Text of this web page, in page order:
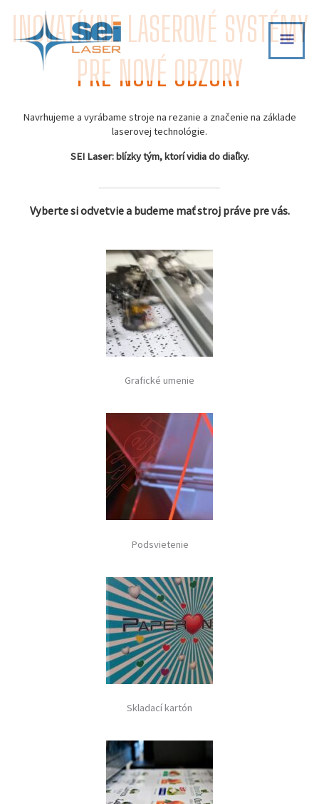
content
INOVATÍVNE LASEROVÉ SYSTÉMY
PRE NOVÉ OBZORY
Navrhujeme a vyrábame stroje na rezanie a značenie na základe
laserovej technológie.
SEI Laser: blízky tým, ktorí vidia do diaľky.
Vyberte si odvetvie a budeme mať stroj práve pre vás.
Grafické umenie
Podsvietenie
Skladací kartón